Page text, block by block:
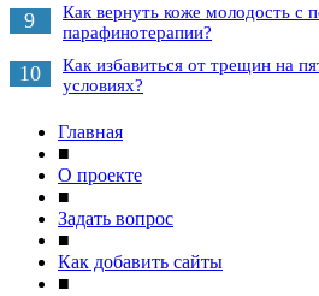
9
Как вернуть коже молодость с
парафинотерапии?
10
Как избавиться от трещин на
условиях?
Главная
■
О проекте
■
Задать вопрос
■
Как добавить сайты
■